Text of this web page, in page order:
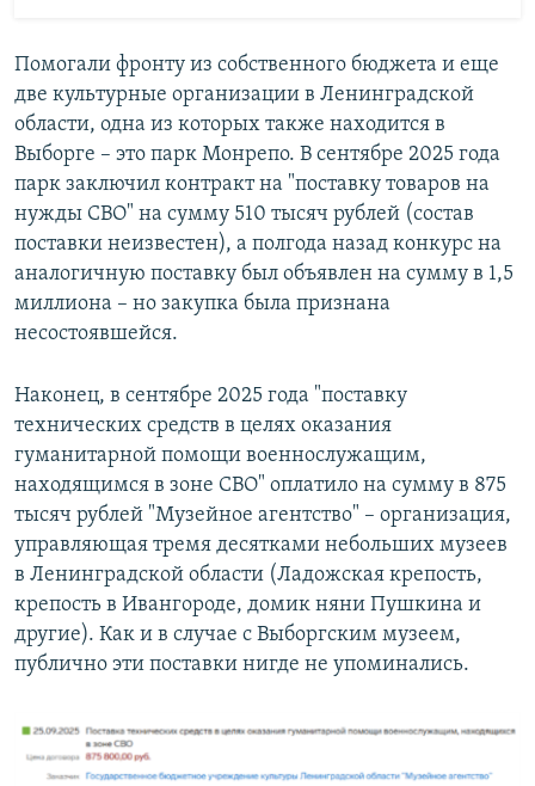
Помогали фронту из собственного бюджета и еще
две культурные организации в Ленинградской
области, одна из которых также находится в
Выборге – это парк Монрепо. В сентябре 2025 года
парк заключил контракт на "поставку товаров на
нужды СВО" на сумму 510 тысяч рублей (состав
поставки неизвестен), а полгода назад конкурс на
аналогичную поставку был объявлен на сумму в 1,5
миллиона – но закупка была признана
несостоявшейся.
Наконец, в сентябре 2025 года "поставку
технических средств в целях оказания
гуманитарной помощи военнослужащим,
находящимся в зоне СВО" оплатило на сумму в 875
тысяч рублей "Музейное агентство" – организация,
управляющая тремя десятками небольших музеев
в Ленинградской области (Ладожская крепость,
крепость в Ивангороде, домик няни Пушкина и
другие). Как и в случае с Выборгским музеем,
публично эти поставки нигде не упоминались.